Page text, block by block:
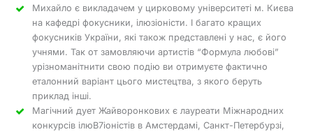
Михайло є викладачем у цирковому університеті м. Києва
на кафедрі фокусники, ілюзіоністи. І багато кращих
фокусників України, які також представлені у нас, є його
учнями. Так от замовляючи артистів “Формула любові”
урізноманітнити свою подію ви отримуєте фактично
еталонний варіант цього мистецтва, з якого беруть
приклад інші.
Магічний дует Жайворонкових є лауреати Міжнародних
конкурсів ілюB7іоністів в Амстердамі, Санкт-Петербурзі,